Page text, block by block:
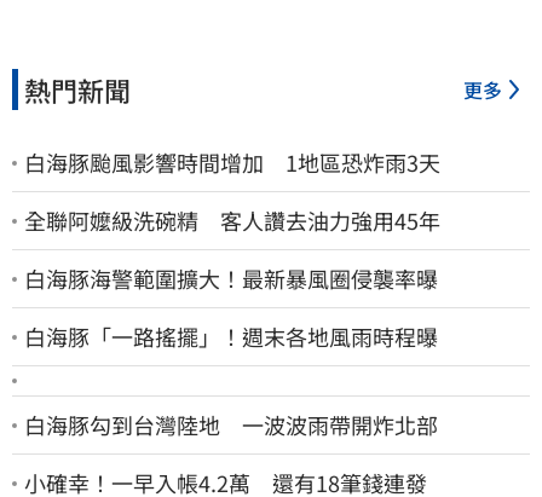
熱門新聞 更多
白海豚颱風影響時間增加 1地區恐炸雨3天
全聯阿嬤級洗碗精 客人讚去油力強用45年
白海豚海警範圍擴大！最新暴風圈侵襲率曝
白海豚「一路搖擺」！週末各地風雨時程曝
白海豚勾到台灣陸地 一波波雨帶開炸北部
小確幸！一早入帳4.2萬 還有18筆錢連發